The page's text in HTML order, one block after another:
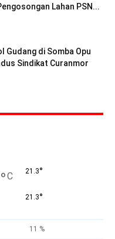
Lahan PSN...
Gudang di Somba Opu
Sindikat Curanmor
°C 21.3°
21.3°
11 %